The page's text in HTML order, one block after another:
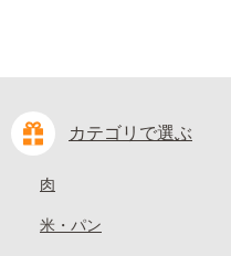
カテゴリで選ぶ
肉
米・パン